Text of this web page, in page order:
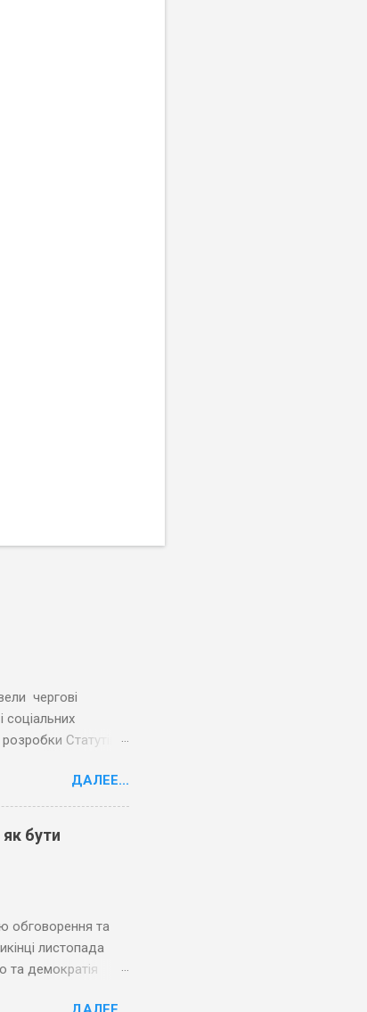
чергові
соціальних
Статутів.
та
громад.
напрацювали
значення; 2)
у прийнятті
ДАЛЕЕ...
бути
та
листопада
та демократія